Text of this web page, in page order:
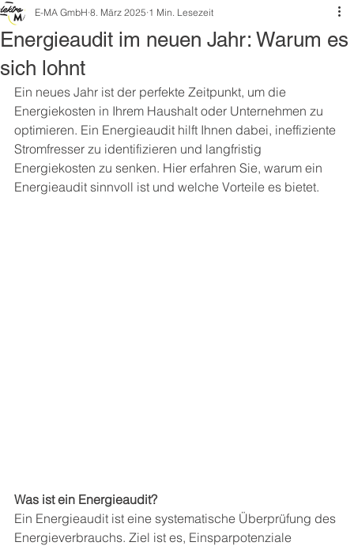
Energieaudit im neuen Jahr: Warum es
sich lohnt
E-MA GmbH 8. März 2025 1 Min. Lesezeit
Ein neues Jahr ist der perfekte Zeitpunkt, um die
Energiekosten in Ihrem Haushalt oder Unternehmen zu
optimieren. Ein Energieaudit hilft Ihnen dabei, ineffiziente
Stromfresser zu identifizieren und langfristig
Energiekosten zu senken. Hier erfahren Sie, warum ein
Energieaudit sinnvoll ist und welche Vorteile es bietet.
Was ist ein Energieaudit?
Ein Energieaudit ist eine systematische Überprüfung des
Energieverbrauchs. Ziel ist es, Einsparpotenziale